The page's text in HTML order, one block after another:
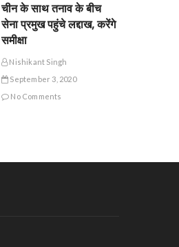
चीन के साथ तनाव के बीच
सेना प्रमुख पहुंचे लद्दाख, करेंगे
समीक्षा
Nishikant Singh
September 3, 2020
No Comments